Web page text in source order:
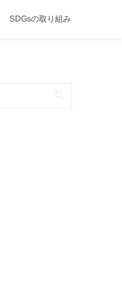
SDGsの取り組み